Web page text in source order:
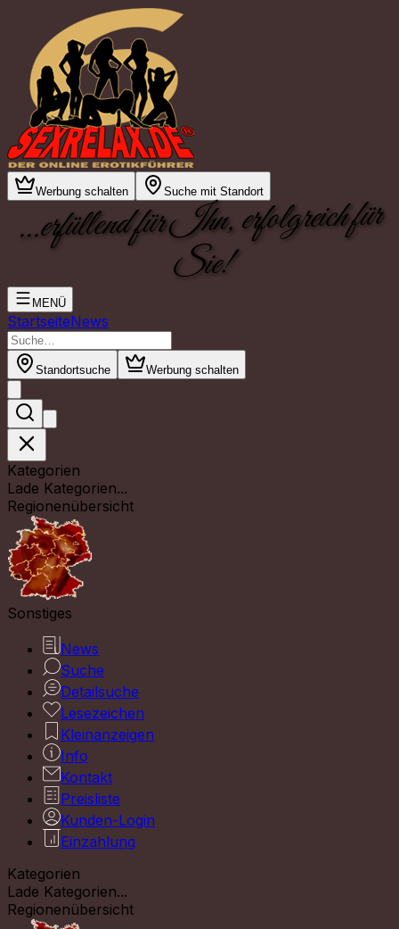
Werbung schalten Suche mit Standort
...erfüllend für Ihn, erfolgreich für
Sie!
MENÜ
StartseiteNews
Standortsuche Werbung schalten
Kategorien
Lade Kategorien...
Regionenübersicht
Sonstiges
News
Suche
Detailsuche
Lesezeichen
Kleinanzeigen
Info
Kontakt
Preisliste
Kunden-Login
Einzahlung
Kategorien
Lade Kategorien...
Regionenübersicht